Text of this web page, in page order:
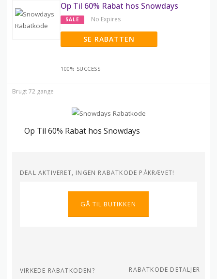
Op Til 60% Rabat hos Snowdays
SALE No Expires
SE RABATTEN
100% SUCCESS
Brugt 72 gange
Op Til 60% Rabat hos Snowdays
DEAL AKTIVERET, INGEN RABATKODE PÅKRÆVET!
GÅ TIL BUTIKKEN
VIRKEDE RABATKODEN? RABATKODE DETALJER